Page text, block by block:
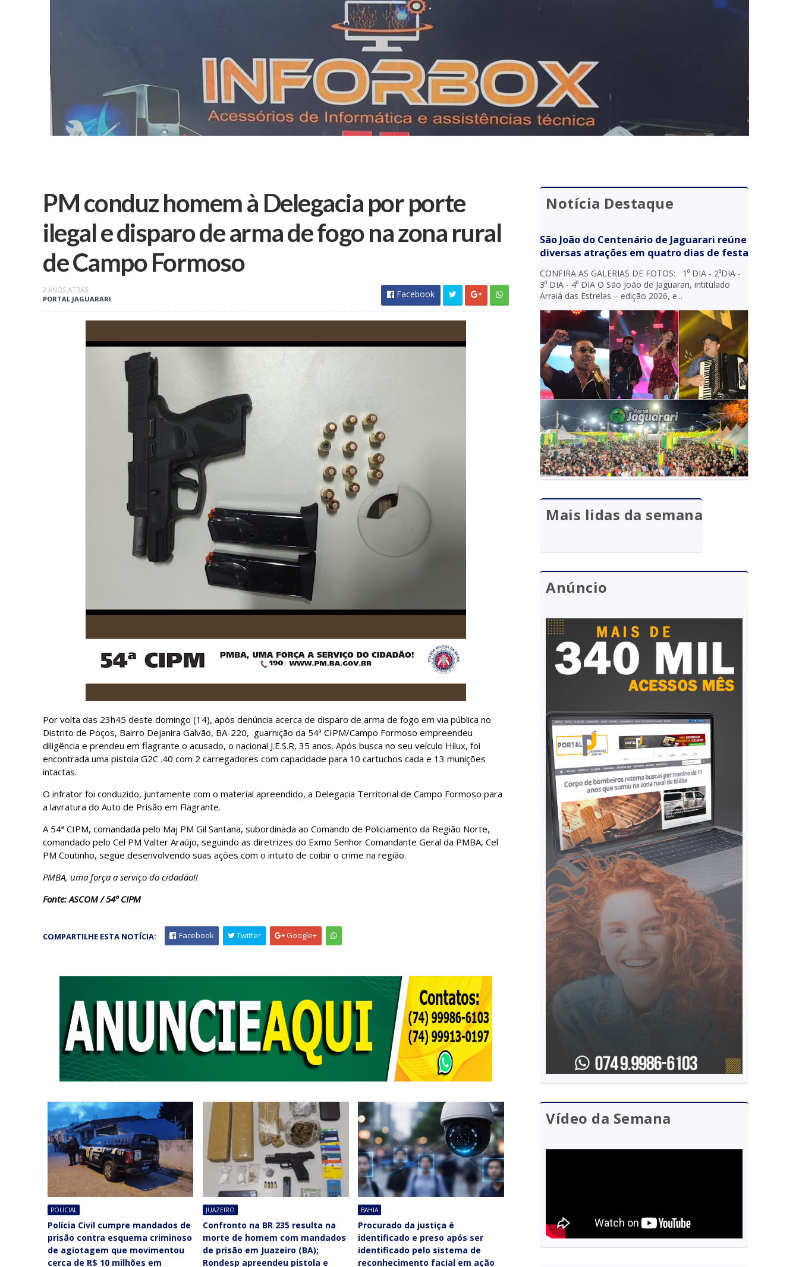
PM conduz homem à Delegacia por porte
ilegal e disparo de arma de fogo na zona rural
de Campo Formoso
3 ANOS ATRÁS
PORTAL JAGUARARI
Facebook
Por volta das 23h45 deste domingo (14), após denúncia acerca de disparo de arma de fogo em via pública no
Distrito de Poços, Bairro Dejanira Galvão, BA-220, guarnição da 54ª CIPM/Campo Formoso empreendeu
diligência e prendeu em flagrante o acusado, o nacional J.E.S.R, 35 anos. Após busca no seu veículo Hilux, foi
encontrada uma pistola G2C .40 com 2 carregadores com capacidade para 10 cartuchos cada e 13 munições
intactas.
O infrator foi conduzido, juntamente com o material apreendido, a Delegacia Territorial de Campo Formoso para
a lavratura do Auto de Prisão em Flagrante.
A 54ª CIPM, comandada pelo Maj PM Gil Santana, subordinada ao Comando de Policiamento da Região Norte,
comandado pelo Cel PM Valter Araújo, seguindo as diretrizes do Exmo Senhor Comandante Geral da PMBA, Cel
PM Coutinho, segue desenvolvendo suas ações com o intuito de coibir o crime na região.
PMBA, uma força a serviço do cidadão!!
Fonte: ASCOM / 54ª CIPM
COMPARTILHE ESTA NOTÍCIA: Facebook Twitter Google+
POLICIAL
Polícia Civil cumpre mandados de
prisão contra esquema criminoso
de agiotagem que movimentou
cerca de R$ 10 milhões em
JUAZEIRO
Confronto na BR 235 resulta na
morte de homem com mandados
de prisão em Juazeiro (BA);
Rondesp apreendeu pistola e
BAHIA
Procurado da justiça é
identificado e preso após ser
identificado pelo sistema de
reconhecimento facial em ação
Notícia Destaque
São João do Centenário de Jaguarari reúne
diversas atrações em quatro dias de festa
CONFIRA AS GALERIAS DE FOTOS: 1⁰ DIA - 2⁰DIA -
3⁰ DIA - 4⁰ DIA O São João de Jaguarari, intitulado
Arraiá das Estrelas – edição 2026, e...
Mais lidas da semana
Anúncio
Vídeo da Semana